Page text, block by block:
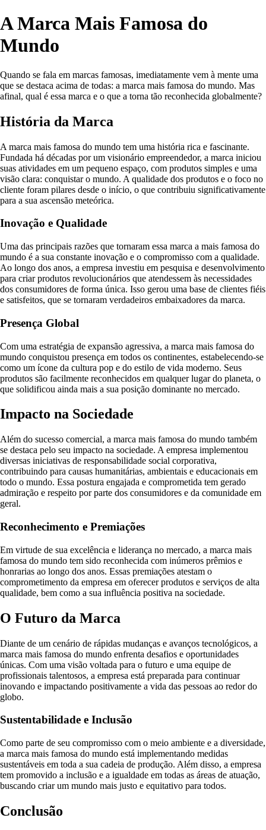
A Marca Mais Famosa do
Mundo
Quando se fala em marcas famosas, imediatamente vem à mente uma
que se destaca acima de todas: a marca mais famosa do mundo. Mas
afinal, qual é essa marca e o que a torna tão reconhecida globalmente?
História da Marca
A marca mais famosa do mundo tem uma história rica e fascinante.
Fundada há décadas por um visionário empreendedor, a marca iniciou
suas atividades em um pequeno espaço, com produtos simples e uma
visão clara: conquistar o mundo. A qualidade dos produtos e o foco no
cliente foram pilares desde o início, o que contribuiu significativamente
para a sua ascensão meteórica.
Inovação e Qualidade
Uma das principais razões que tornaram essa marca a mais famosa do
mundo é a sua constante inovação e o compromisso com a qualidade.
Ao longo dos anos, a empresa investiu em pesquisa e desenvolvimento
para criar produtos revolucionários que atendessem às necessidades
dos consumidores de forma única. Isso gerou uma base de clientes fiéis
e satisfeitos, que se tornaram verdadeiros embaixadores da marca.
Presença Global
Com uma estratégia de expansão agressiva, a marca mais famosa do
mundo conquistou presença em todos os continentes, estabelecendo-se
como um ícone da cultura pop e do estilo de vida moderno. Seus
produtos são facilmente reconhecidos em qualquer lugar do planeta, o
que solidificou ainda mais a sua posição dominante no mercado.
Impacto na Sociedade
Além do sucesso comercial, a marca mais famosa do mundo também
se destaca pelo seu impacto na sociedade. A empresa implementou
diversas iniciativas de responsabilidade social corporativa,
contribuindo para causas humanitárias, ambientais e educacionais em
todo o mundo. Essa postura engajada e comprometida tem gerado
admiração e respeito por parte dos consumidores e da comunidade em
geral.
Reconhecimento e Premiações
Em virtude de sua excelência e liderança no mercado, a marca mais
famosa do mundo tem sido reconhecida com inúmeros prêmios e
honrarias ao longo dos anos. Essas premiações atestam o
comprometimento da empresa em oferecer produtos e serviços de alta
qualidade, bem como a sua influência positiva na sociedade.
O Futuro da Marca
Diante de um cenário de rápidas mudanças e avanços tecnológicos, a
marca mais famosa do mundo enfrenta desafios e oportunidades
únicas. Com uma visão voltada para o futuro e uma equipe de
profissionais talentosos, a empresa está preparada para continuar
inovando e impactando positivamente a vida das pessoas ao redor do
globo.
Sustentabilidade e Inclusão
Como parte de seu compromisso com o meio ambiente e a diversidade,
a marca mais famosa do mundo está implementando medidas
sustentáveis em toda a sua cadeia de produção. Além disso, a empresa
tem promovido a inclusão e a igualdade em todas as áreas de atuação,
buscando criar um mundo mais justo e equitativo para todos.
Conclusão